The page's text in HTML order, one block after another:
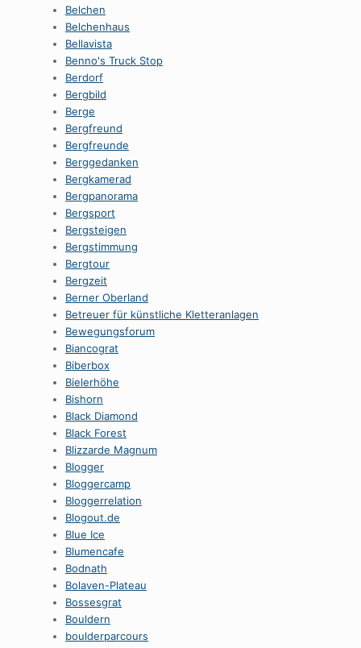
Belchen
Belchenhaus
Bellavista
Benno's Truck Stop
Berdorf
Bergbild
Berge
Bergfreund
Bergfreunde
Berggedanken
Bergkamerad
Bergpanorama
Bergsport
Bergsteigen
Bergstimmung
Bergtour
Bergzeit
Berner Oberland
Betreuer für künstliche Kletteranlagen
Bewegungsforum
Biancograt
Biberbox
Bielerhöhe
Bishorn
Black Diamond
Black Forest
Blizzarde Magnum
Blogger
Bloggercamp
Bloggerrelation
Blogout.de
Blue Ice
Blumencafe
Bodnath
Bolaven-Plateau
Bossesgrat
Bouldern
boulderparcours